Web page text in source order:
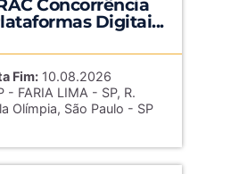
Concorrência
Digitai...
Fim:10.08.2026
- FARIA LIMA - SP, R.
Olímpia, São Paulo - SP